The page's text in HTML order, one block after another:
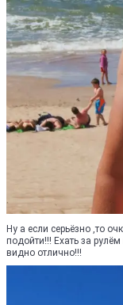
Ну а если серьёзно ,то
подойти!!! Ехать за
видно отлично!!!